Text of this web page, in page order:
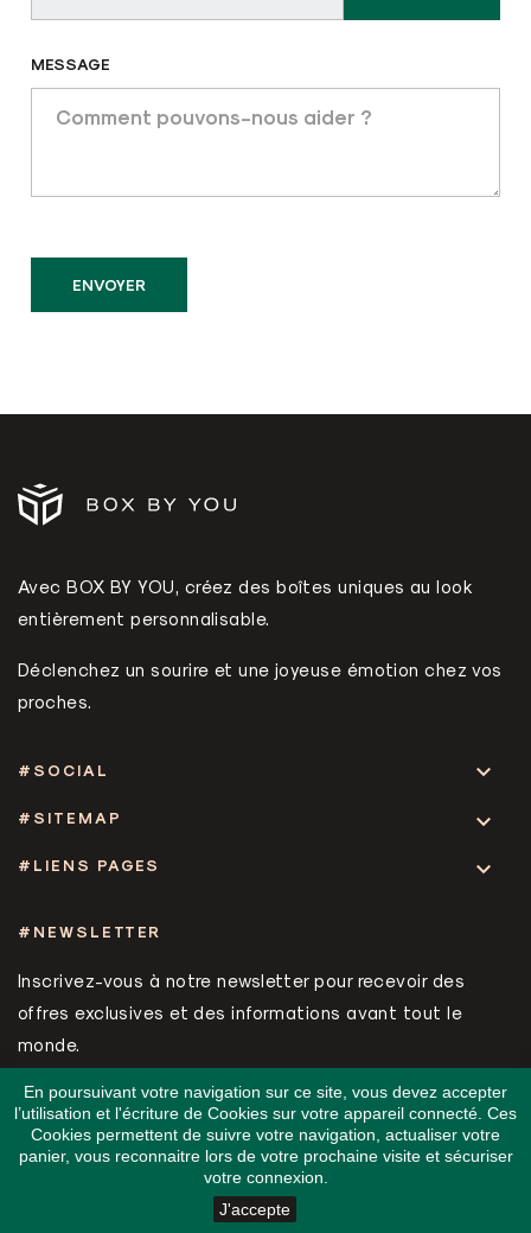
MESSAGE
Avec BOX BY YOU, créez des boîtes uniques au look
entièrement personnalisable.
Déclenchez un sourire et une joyeuse émotion chez vos
proches.
#SOCIAL 
#SITEMAP 
En poursuivant votre navigation sur ce site, vous devez accepter
l’utilisation et l'écriture de Cookies sur votre appareil connecté. Ces
Cookies permettent de suivre votre navigation, actualiser votre
panier, vous reconnaitre lors de votre prochaine visite et sécuriser
votre connexion.
J'accepte
#NEWSLETTER
Inscrivez-vous à notre newsletter pour recevoir des
offres exclusives et des informations avant tout le
monde.
#LIENS PAGES 